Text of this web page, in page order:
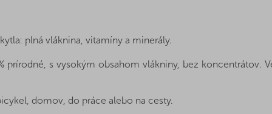
plná vláknina, vitamíny a minerály.
prírodné, s vysokým obsahom vlákniny, bez koncentrátov.
domov, do práce alebo na cesty.